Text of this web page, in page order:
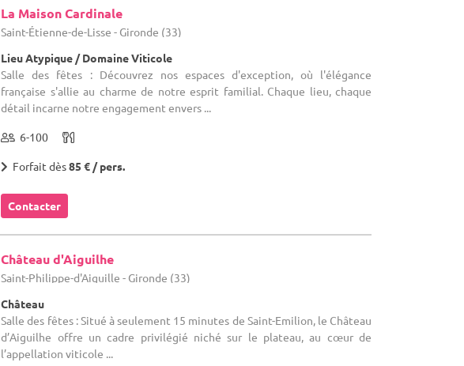
La Maison Cardinale
Saint-Étienne-de-Lisse - Gironde (33)
Lieu Atypique / Domaine Viticole
Salle des fêtes : Découvrez nos espaces d'exception, où l'élégance
française s'allie au charme de notre esprit familial. Chaque lieu, chaque
détail incarne notre engagement envers ...
6-100
Forfait dès85 € / pers.
Contacter
Château d'Aiguilhe
Saint-Philippe-d'Aiguille - Gironde (33)
Château
Salle des fêtes : Situé à seulement 15 minutes de Saint-Emilion, le Château
d’Aiguilhe offre un cadre privilégié niché sur le plateau, au cœur de
l’appellation viticole ...